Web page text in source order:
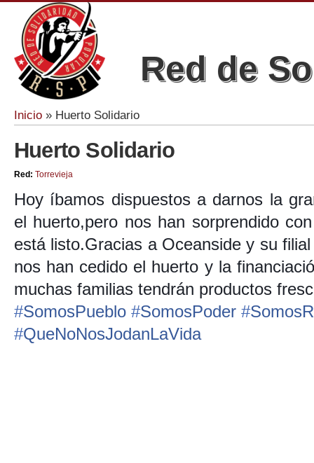
Red de
Se encuentra usted aquí
Inicio » Huerto Solidario
Huerto Solidario
Red: Torrevieja
Hoy íbamos dispuestos a darnos la
el huerto,pero nos han sorprendido
está listo.Gracias a Oceanside y su
nos han cedido el huerto y la
muchas familias tendrán productos
#SomosPueblo #SomosPoder #
#QueNoNosJodanLaVida